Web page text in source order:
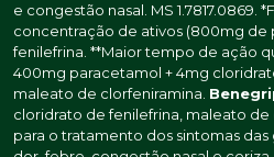
e congestão nasal. MS 1.7817.0869.
concentração de ativos (800mg de
fenilefrina. **Maior tempo de ação
400mg paracetamol + 4mg
maleato de clorfeniramina.
cloridrato de fenilefrina, maleato de
para o tratamento dos sintomas